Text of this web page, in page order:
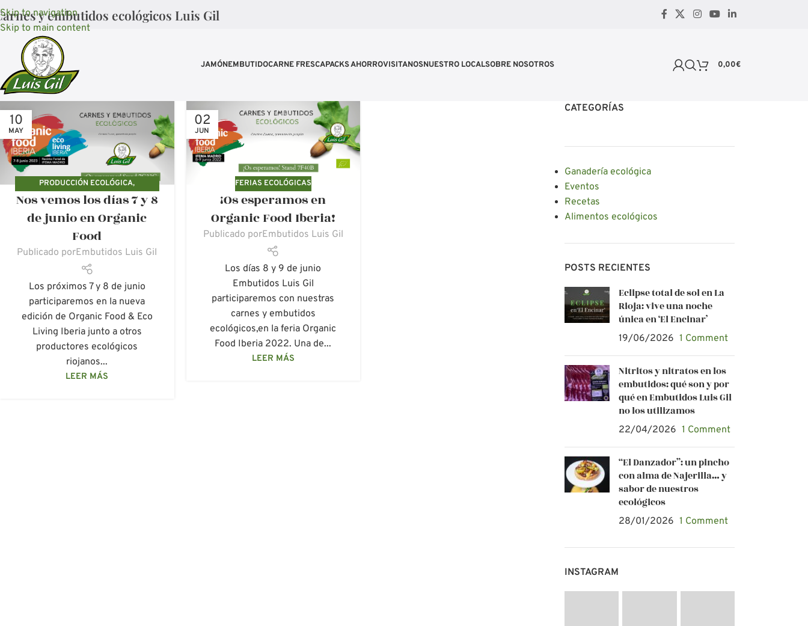
Skip to navigation
Skip to main content
y embutidos ecológicos Luis Gil
JAMÓNEMBUTIDOCARNE FRESCAPACKS AHORROVISITANOSNUESTRO LOCALSOBRE NOSOTROS 0,00€
10
MAY
PRODUCCIÓN ECOLÓGICA,
PRODUCCIÓN SOSTENIBLE
Nos vemos los días 7 y 8
de junio en Organic
Food
Publicado porEmbutidos Luis Gil
Los próximos 7 y 8 de junio
participaremos en la nueva
edición de Organic Food & Eco
Living Iberia junto a otros
productores ecológicos
riojanos...
LEER MÁS
02
JUN
FERIAS ECOLÓGICAS
¡Os esperamos en
Organic Food Iberia!
Publicado porEmbutidos Luis Gil
Los días 8 y 9 de junio
Embutidos Luis Gil
participaremos con nuestras
carnes y embutidos
ecológicos,en la feria Organic
Food Iberia 2022. Una de...
LEER MÁS
CATEGORÍAS
Ganadería ecológica
Eventos
Recetas
Alimentos ecológicos
POSTS RECIENTES
Eclipse total de sol en La
Rioja: vive una noche
única en ‘El Encinar’
19/06/2026 1 Comment
Nitritos y nitratos en los
embutidos: qué son y por
qué en Embutidos Luis Gil
no los utilizamos
22/04/2026 1 Comment
“El Danzador”: un pincho
con alma de Najerilla… y
sabor de nuestros
ecológicos
28/01/2026 1 Comment
INSTAGRAM